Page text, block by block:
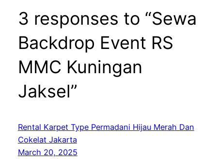
3 responses to “Sewa
Backdrop Event RS
MMC Kuningan
Jaksel”
Rental Karpet Type Permadani Hijau Merah Dan
Cokelat Jakarta
March 20, 2025